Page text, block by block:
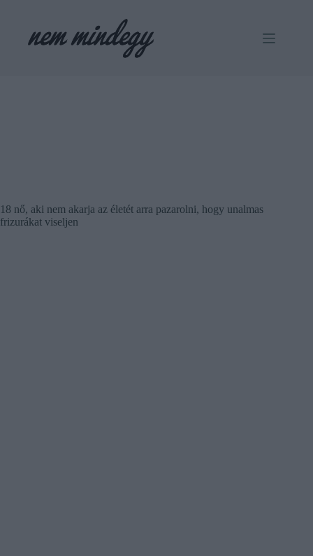
18 nő, aki nem akarja az életét arra pazarolni, hogy unalmas
frizurákat viseljen